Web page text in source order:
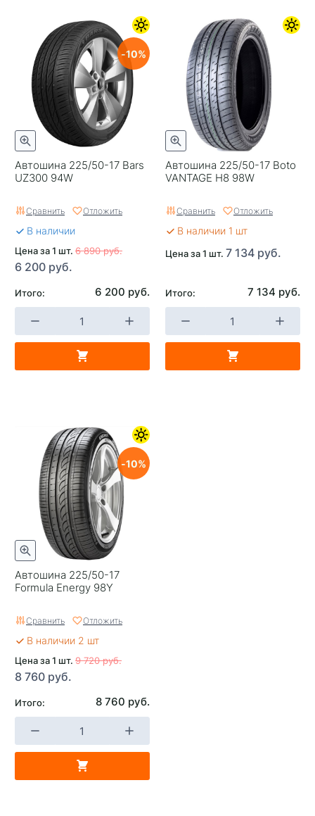
Автошина 225/50-17 Bars
UZ300 94W
10
Сравнить Отложить
В наличии
Цена за 1 шт. 6 890 руб.
6 200 руб.
Итого: 6 200 руб.
Автошина 225/50-17 Boto
VANTAGE H8 98W
Сравнить Отложить
В наличии 1 шт
Цена за 1 шт. 7 134 руб.
Итого: 7 134 руб.
Автошина 225/50-17
Formula Energy 98Y
10
Сравнить Отложить
В наличии 2 шт
Цена за 1 шт. 9 720 руб.
8 760 руб.
Итого: 8 760 руб.